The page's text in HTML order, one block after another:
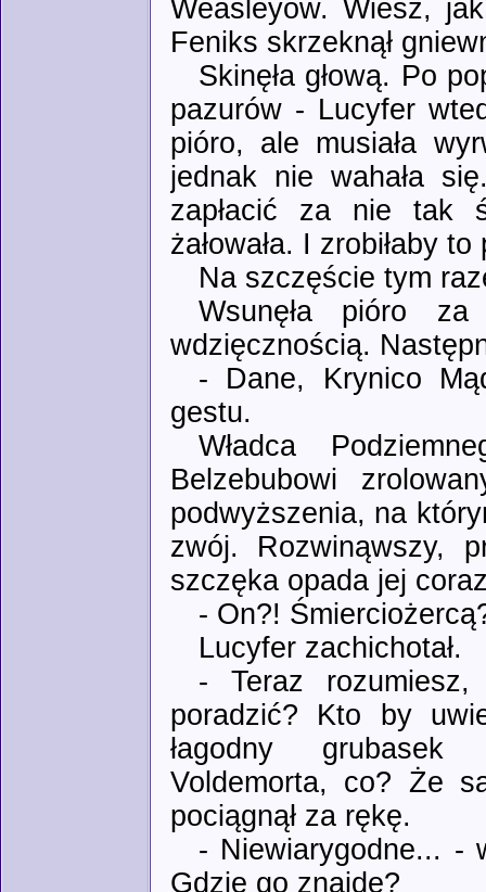
Weasleyów. Wiesz,
Feniks skrzeknął
Skinęła głową. Po
pazurów - Lucyfer
pióro, ale musiała
jednak nie wahała
zapłacić za nie tak
żałowała. I zrobiłaby
Na szczęście tym
Wsunęła pióro
wdzięcznością.
- Dane, Krynico
gestu.
Władca
Belzebubowi
podwyższenia, na
zwój. Rozwinąwszy,
szczęka opada jej
- On?!
Lucyfer zachichotał.
- Teraz
poradzić? Kto by
łagodny grubasek
Voldemorta, co? Że
pociągnął za rękę.
- Niewiarygodne... -
Gdzie go znajdę?